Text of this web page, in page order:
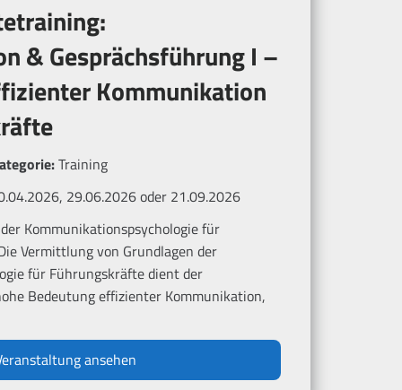
& Gesprächsführung I –
Kommunikation
Training
29.06.2026 oder 21.09.2026
Kommunikationspsychologie für
Vermittlung von Grundlagen der
für Führungskräfte dient der
Bedeutung effizienter Kommunikation,
ansehen